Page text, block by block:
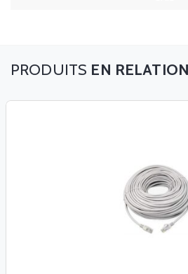
EN RELATION